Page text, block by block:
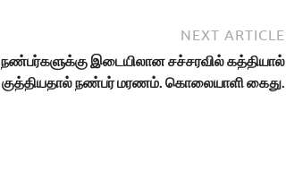
NEXT ARTICLE
நண்பர்களுக்கு இடையிலான சச்சரவில் கத்தியால்
குத்தியதால் நண்பர் மரணம். கொலையாளி கைது.